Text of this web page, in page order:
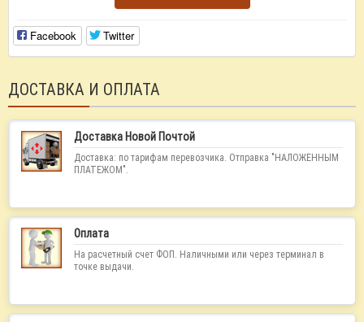
Facebook Twitter
ДОСТАВКА И ОПЛАТА
Доставка Новой Почтой
Доставка: по тарифам перевозчика. Отправка "НАЛОЖЕННЫМ
ПЛАТЕЖОМ".
Оплата
На расчетный счет ФОП. Наличными или через терминал в
точке выдачи.